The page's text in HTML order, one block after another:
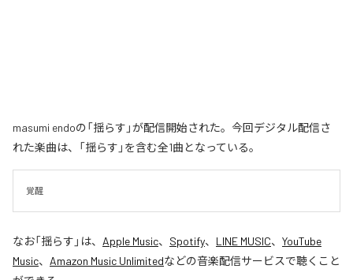
masumi endoの「揺らす」が配信開始された。今回デジタル配信さ
れた楽曲は、「揺らす」を含む全1曲となっている。
覚醒
なお「揺らす 」は、 Apple Music、 Spotify、 LINE MUSIC、 YouTube
Music、 Amazon Music Unlimitedなどの音楽配信サービスで聴くこと